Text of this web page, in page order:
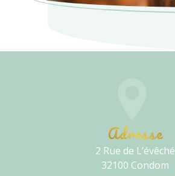
Adresse
2 Rue de L’évêché
32100 Condom